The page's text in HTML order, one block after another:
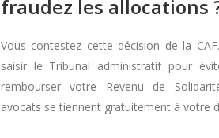
fraudez les allocations
Vous contestez cette décision de la
saisir le Tribunal administratif pour
rembourser votre Revenu de
avocats se tiennent gratuitement à votre